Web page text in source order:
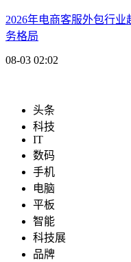
2026年电商客服外包行
务格局
08-03 02:02
头条
科技
IT
数码
手机
电脑
平板
智能
科技展
品牌